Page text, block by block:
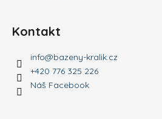
Kontakt
info@bazeny-kralik.cz
+420 776 325 226
Náš Facebook